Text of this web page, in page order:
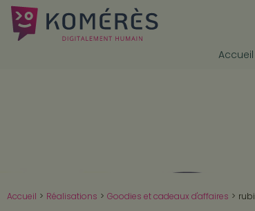
Accueil
Accueil > Réalisations > Goodies et cadeaux d'affaires >